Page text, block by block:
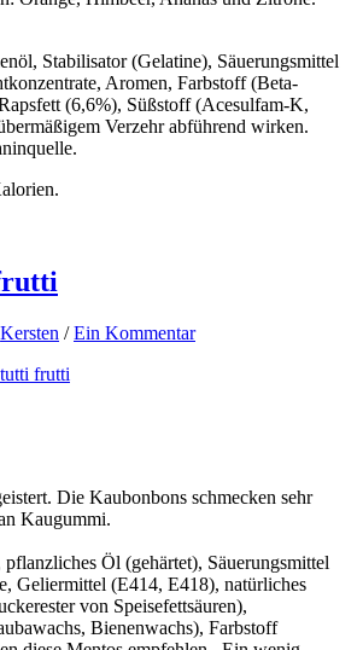
Stabilisator (Gelatine), Säuerungsmittel
Aromen, Farbstoff (Beta-
(6,6%), Süßstoff (Acesulfam-K,
Verzehr abführend wirken.
Kersten /Ein Kommentar
Die Kaubonbons schmecken sehr
Kaugummi.
Öl (gehärtet), Säuerungsmittel
Geliermittel (E414, E418), natürliches
von Speisefettsäuren),
Bienenwachs), Farbstoff